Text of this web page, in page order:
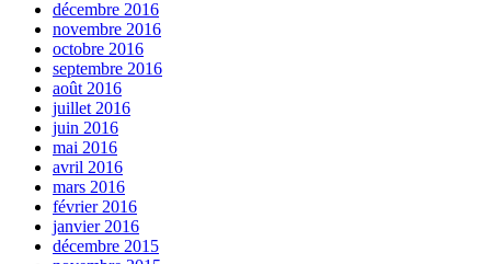
décembre 2016
novembre 2016
octobre 2016
septembre 2016
août 2016
juillet 2016
juin 2016
mai 2016
avril 2016
mars 2016
février 2016
janvier 2016
décembre 2015